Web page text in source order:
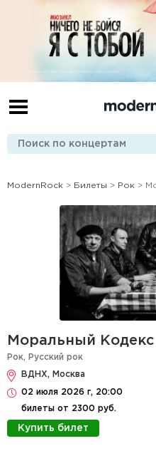
ModernRock > Билеты > Рок >
Моральный Кодекс
Рок, Русский рок
ВДНХ, Москва
02 июля 2026 г, 20:00
билеты от 2300 руб.
Купить билет